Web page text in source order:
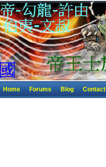
Home Forums Blog Contact